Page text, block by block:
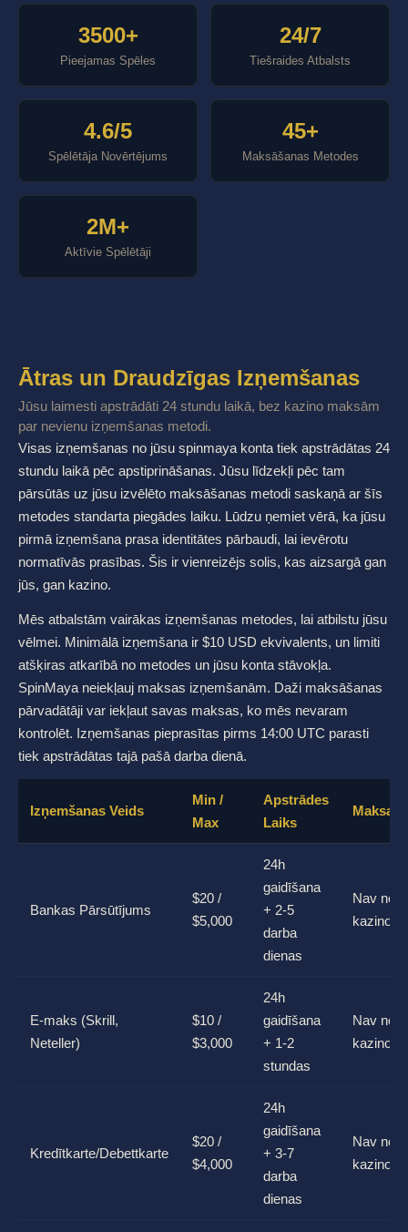
3500+
Pieejamas Spēles
24/7
Tiešraides Atbalsts
4.6/5
Spēlētāja Novērtējums
45+
Maksāšanas Metodes
2M+
Aktīvie Spēlētāji
Ātras un Draudzīgas Izņemšanas
Jūsu laimesti apstrādāti 24 stundu laikā, bez kazino maksām
par nevienu izņemšanas metodi.
Visas izņemšanas no jūsu spinmaya konta tiek apstrādātas 24
stundu laikā pēc apstiprināšanas. Jūsu līdzekļi pēc tam
pārsūtās uz jūsu izvēlēto maksāšanas metodi saskaņā ar šīs
metodes standarta piegādes laiku. Lūdzu ņemiet vērā, ka jūsu
pirmā izņemšana prasa identitātes pārbaudi, lai ievērotu
normatīvās prasības. Šis ir vienreizējs solis, kas aizsargā gan
jūs, gan kazino.
Mēs atbalstām vairākas izņemšanas metodes, lai atbilstu jūsu
vēlmei. Minimālā izņemšana ir $10 USD ekvivalents, un limiti
atšķiras atkarībā no metodes un jūsu konta stāvokļa.
SpinMaya neiekļauj maksas izņemšanām. Daži maksāšanas
pārvadātāji var iekļaut savas maksas, ko mēs nevaram
kontrolēt. Izņemšanas pieprasītas pirms 14:00 UTC parasti
tiek apstrādātas tajā pašā darba dienā.
Izņemšanas Veids
Min /
Max
Apstrādes
Laiks
Maksas
Bankas Pārsūtījums
$20 /
$5,000
24h
gaidīšana
+ 2-5
darba
dienas
Nav no
kazino
E-maks (Skrill,
Neteller)
$10 /
$3,000
24h
gaidīšana
+ 1-2
stundas
Nav no
kazino
Kredītkarte/Debettkarte
$20 /
$4,000
24h
gaidīšana
+ 3-7
darba
dienas
Nav no
kazino